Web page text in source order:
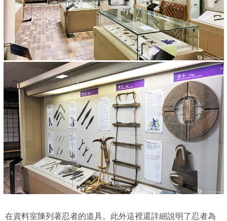
在資料室陳列著忍者的道具。此外這裡還詳細說明了忍者為